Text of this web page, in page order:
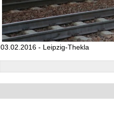
03.02.2016 - Leipzig-Thekla